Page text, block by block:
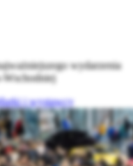
wydarzenia
Wschodniej
i wystawcy